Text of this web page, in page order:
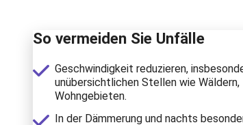
So vermeiden Sie Unfälle
Geschwindigkeit reduzieren,
unübersichtlichen Stellen wie
Wohngebieten.
In der Dämmerung und nachts